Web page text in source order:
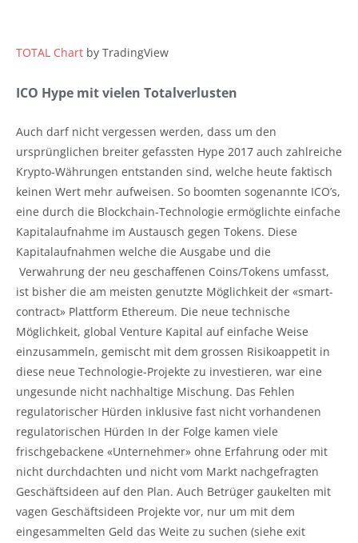
TOTAL Chart by TradingView
ICO Hype mit vielen Totalverlusten
Auch darf nicht vergessen werden, dass um den
ursprünglichen breiter gefassten Hype 2017 auch zahlreiche
Krypto-Währungen entstanden sind, welche heute faktisch
keinen Wert mehr aufweisen. So boomten sogenannte ICO’s,
eine durch die Blockchain-Technologie ermöglichte einfache
Kapitalaufnahme im Austausch gegen Tokens. Diese
Kapitalaufnahmen welche die Ausgabe und die
Verwahrung der neu geschaffenen Coins/Tokens umfasst,
ist bisher die am meisten genutzte Möglichkeit der «smart-
contract» Plattform Ethereum. Die neue technische
Möglichkeit, global Venture Kapital auf einfache Weise
einzusammeln, gemischt mit dem grossen Risikoappetit in
diese neue Technologie-Projekte zu investieren, war eine
ungesunde nicht nachhaltige Mischung. Das Fehlen
regulatorischer Hürden inklusive fast nicht vorhandenen
regulatorischen Hürden In der Folge kamen viele
frischgebackene «Unternehmer» ohne Erfahrung oder mit
nicht durchdachten und nicht vom Markt nachgefragten
Geschäftsideen auf den Plan. Auch Betrüger gaukelten mit
vagen Geschäftsideen Projekte vor, nur um mit dem
eingesammelten Geld das Weite zu suchen (siehe exit